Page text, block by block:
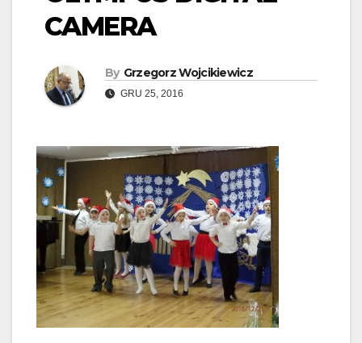
CAMERA
By Grzegorz Wojcikiewicz
GRU 25, 2016